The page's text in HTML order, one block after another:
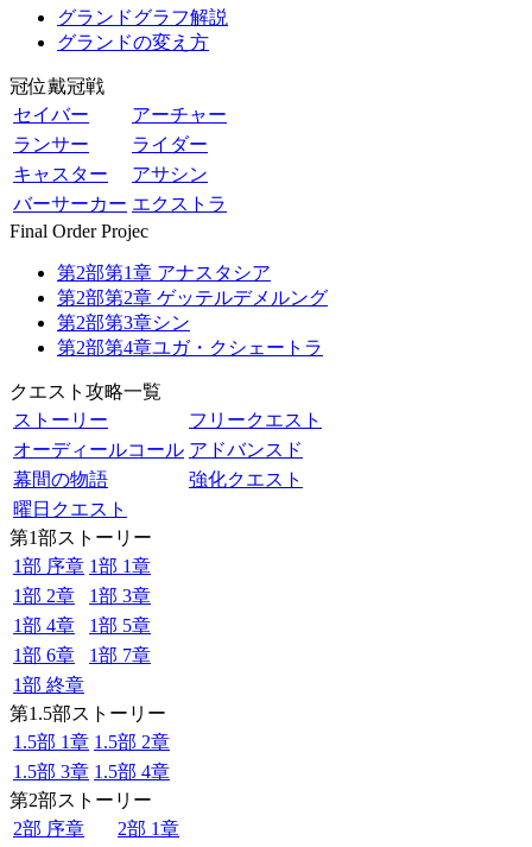
グランドグラフ解説
グランドの変え方
冠位戴冠戦
セイバー
アーチャー
ランサー
ライダー
キャスター
アサシン
バーサーカー エクストラ
Final Order Projec
第2部第1章 アナスタシア
第2部第2章 ゲッテルデメルング
第2部第3章シン
第2部第4章ユガ・クシェートラ
クエスト攻略一覧
ストーリー
フリークエスト
オーディールコール アドバンスド
幕間の物語
強化クエスト
曜日クエスト
第1部ストーリー
1部 序章 1部 1章
1部 2章
1部 3章
1部 4章
1部 5章
1部 6章
1部 7章
1部 終章
第1.5部ストーリー
1.5部 1章 1.5部 2章
1.5部 3章 1.5部 4章
第2部ストーリー
2部 序章
2部 1章